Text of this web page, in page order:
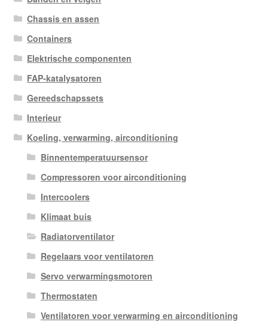
Chassis en assen
Containers
Elektrische componenten
FAP-katalysatoren
Gereedschapssets
Interieur
Koeling, verwarming, airconditioning
Binnentemperatuursensor
Compressoren voor airconditioning
Intercoolers
Klimaat buis
Radiatorventilator
Regelaars voor ventilatoren
Servo verwarmingsmotoren
Thermostaten
Ventilatoren voor verwarming en airconditioning